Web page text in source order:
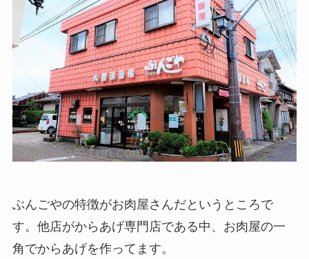
ぶんごやの特徴がお肉屋さんだというところで
す。他店がからあげ専門店である中、お肉屋の一
角でからあげを作ってます。